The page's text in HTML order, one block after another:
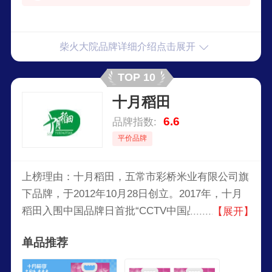
柴火大院品牌详细介绍点击展开
TOP 10
十月稻田
品牌指数: 6.6
平价品牌
上榜理由：十月稻田，五常市彩桥米业有限公司旗
下品牌，于2012年10月28日创立。2017年，十月
稻田入围中国品牌日首批“CCTV中国品牌榜”。以
购、储运、生产、销售与一体的全产业链农业产业
化重点企业。以优质东北大米、杂粮、干货为主
【展开】
单品推荐